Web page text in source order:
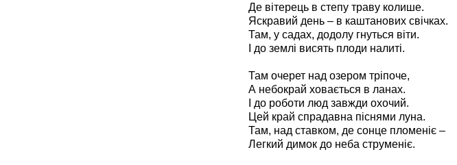
Де вітерець в степу траву колише.
Яскравий день – в каштанових свічках.
Там, у садах, додолу гнуться віти.
І до землі висять плоди налиті.
Там очерет над озером тріпоче,
А небокрай ховається в ланах.
І до роботи люд завжди охочий.
Цей край спрадавна піснями луна.
Там, над ставком, де сонце пломеніє –
Легкий димок до неба струменіє.